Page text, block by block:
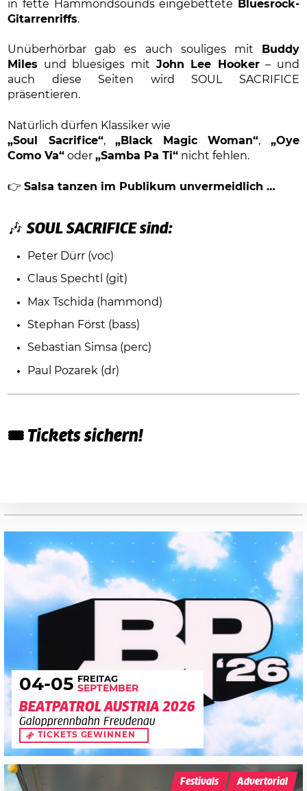
in fette Hammondsounds eingebettete
Bluesrock-
Gitarrenriffs.
Unüberhörbar gab es auch souliges mit
Buddy
Miles und bluesiges mit John Lee Hooker– und
auch diese Seiten wird SOUL SACRIFICE
präsentieren.
Natürlich dürfen Klassiker wie
„Soul Sacrifice“, „Black Magic Woman“, „Oye
Como Va“ oder„Samba Pa Ti“ nicht fehlen.
👉Salsa tanzen im Publikum unvermeidlich …
🎶SOUL SACRIFICE sind:
Peter Dürr (voc)
Claus Spechtl (git)
Max Tschida (hammond)
Stephan Först (bass)
Sebastian Simsa (perc)
Paul Pozarek (dr)
🎟️ Tickets sichern!
04-05 FREITAG
SEPTEMBER
BEATPATROL AUSTRIA 2026
Galopprennbahn Freudenau
TICKETS GEWINNEN
Festivals Advertorial